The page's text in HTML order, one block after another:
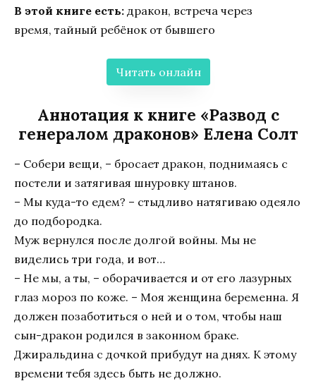
В этой книге есть: дракон, встреча через
время, тайный ребёнок от бывшего
Читать онлайн
Аннотация к книге «Развод с
генералом драконов» Елена Солт
– Собери вещи, – бросает дракон, поднимаясь с
постели и затягивая шнуровку штанов.
– Мы куда-то едем? – стыдливо натягиваю одеяло
до подбородка.
Муж вернулся после долгой войны. Мы не
виделись три года, и вот…
– Не мы, а ты, – оборачивается и от его лазурных
глаз мороз по коже. – Моя женщина беременна. Я
должен позаботиться о ней и о том, чтобы наш
сын-дракон родился в законном браке.
Джиральдина с дочкой прибудут на днях. К этому
времени тебя здесь быть не должно.